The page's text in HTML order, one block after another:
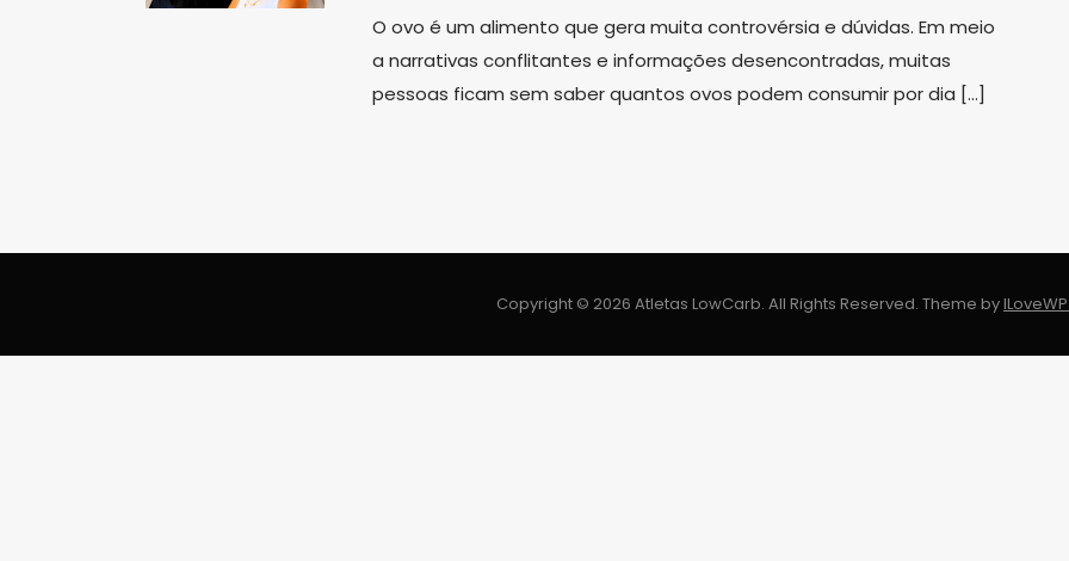
O ovo é um alimento que gera muita controvérsia e dúvidas. Em meio
a narrativas conflitantes e informações desencontradas, muitas
pessoas ficam sem saber quantos ovos podem consumir por dia […]
Copyright © 2026 Atletas LowCarb. All Rights Reserved. Theme by